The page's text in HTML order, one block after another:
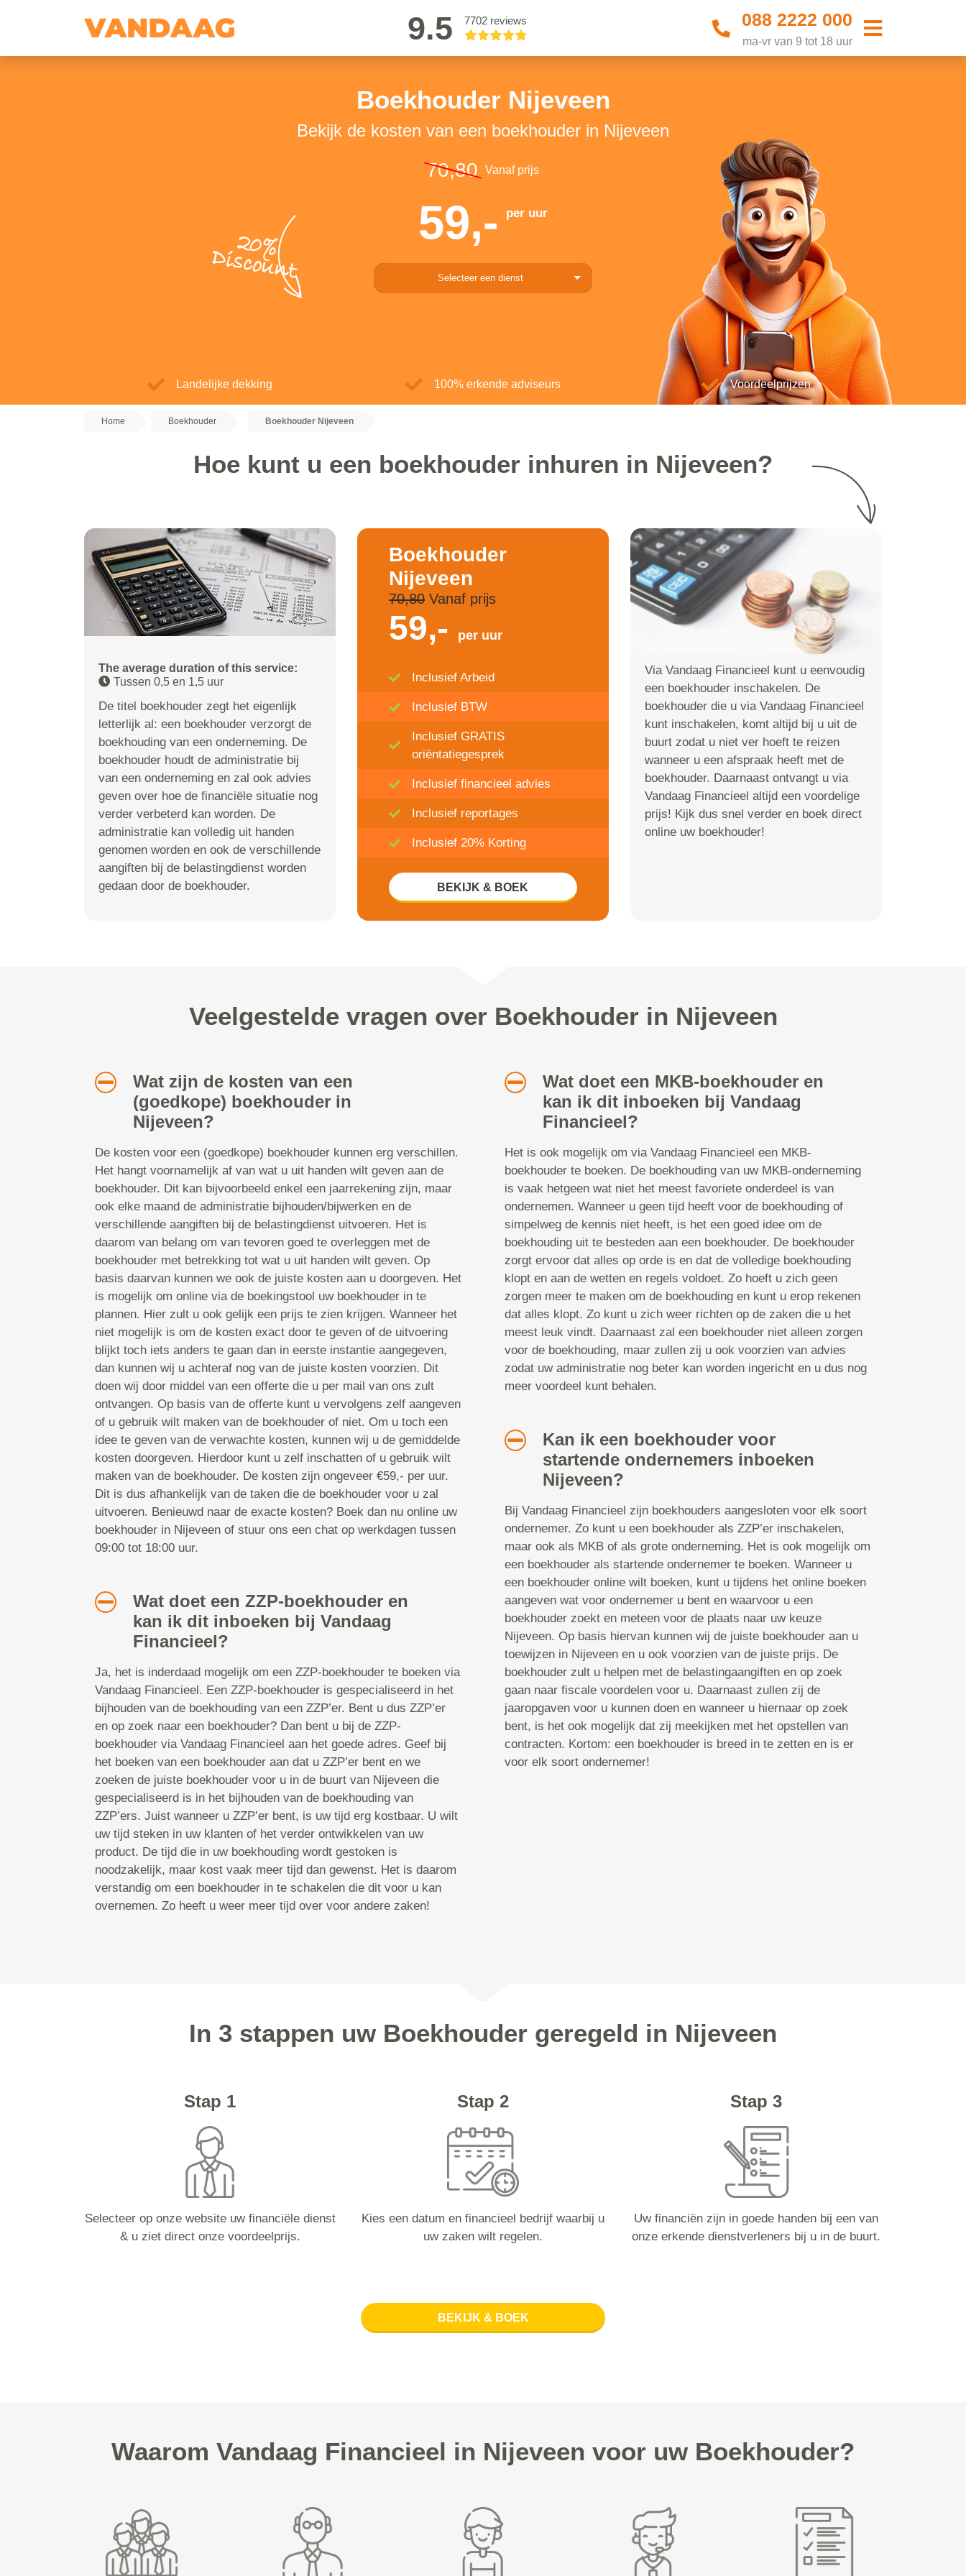
9.5 7702 reviews 088 2222 000
ma-vr van 9 tot 18 uur
Boekhouder Nijeveen
Bekijk de kosten van een boekhouder in Nijeveen
20%
Discount
70,80 Vanaf prijs
59,- per uur
Selecteer een dienst
Landelijke dekking 100% erkende adviseurs Voordeelprijzen
Home Boekhouder Boekhouder Nijeveen
Hoe kunt u een boekhouder inhuren in Nijeveen?
The average duration of this service:
Tussen 0,5 en 1,5 uur
De titel boekhouder zegt het eigenlijk
letterlijk al: een boekhouder verzorgt de
boekhouding van een onderneming. De
boekhouder houdt de administratie bij
van een onderneming en zal ook advies
geven over hoe de financiële situatie nog
verder verbeterd kan worden. De
administratie kan volledig uit handen
genomen worden en ook de verschillende
aangiften bij de belastingdienst worden
gedaan door de boekhouder.
Boekhouder
Nijeveen
70,80Vanaf prijs
59,- per uur
Inclusief Arbeid
Inclusief BTW
Inclusief GRATIS
oriëntatiegesprek
Inclusief financieel advies
Inclusief reportages
Inclusief 20% Korting
BEKIJK & BOEK
Via Vandaag Financieel kunt u eenvoudig
een boekhouder inschakelen. De
boekhouder die u via Vandaag Financieel
kunt inschakelen, komt altijd bij u uit de
buurt zodat u niet ver hoeft te reizen
wanneer u een afspraak heeft met de
boekhouder. Daarnaast ontvangt u via
Vandaag Financieel altijd een voordelige
prijs! Kijk dus snel verder en boek direct
online uw boekhouder!
Veelgestelde vragen over Boekhouder in Nijeveen
Wat zijn de kosten van een
(goedkope) boekhouder in
Nijeveen?
De kosten voor een (goedkope) boekhouder kunnen erg verschillen.
Het hangt voornamelijk af van wat u uit handen wilt geven aan de
boekhouder. Dit kan bijvoorbeeld enkel een jaarrekening zijn, maar
ook elke maand de administratie bijhouden/bijwerken en de
verschillende aangiften bij de belastingdienst uitvoeren. Het is
daarom van belang om van tevoren goed te overleggen met de
boekhouder met betrekking tot wat u uit handen wilt geven. Op
basis daarvan kunnen we ook de juiste kosten aan u doorgeven. Het
is mogelijk om online via de boekingstool uw boekhouder in te
plannen. Hier zult u ook gelijk een prijs te zien krijgen. Wanneer het
niet mogelijk is om de kosten exact door te geven of de uitvoering
blijkt toch iets anders te gaan dan in eerste instantie aangegeven,
dan kunnen wij u achteraf nog van de juiste kosten voorzien. Dit
doen wij door middel van een offerte die u per mail van ons zult
ontvangen. Op basis van de offerte kunt u vervolgens zelf aangeven
of u gebruik wilt maken van de boekhouder of niet. Om u toch een
idee te geven van de verwachte kosten, kunnen wij u de gemiddelde
kosten doorgeven. Hierdoor kunt u zelf inschatten of u gebruik wilt
maken van de boekhouder. De kosten zijn ongeveer €59,- per uur.
Dit is dus afhankelijk van de taken die de boekhouder voor u zal
uitvoeren. Benieuwd naar de exacte kosten? Boek dan nu online uw
boekhouder in Nijeveen of stuur ons een chat op werkdagen tussen
09:00 tot 18:00 uur.
Wat doet een ZZP-boekhouder en
kan ik dit inboeken bij Vandaag
Financieel?
Ja, het is inderdaad mogelijk om een ZZP-boekhouder te boeken via
Vandaag Financieel. Een ZZP-boekhouder is gespecialiseerd in het
bijhouden van de boekhouding van een ZZP’er. Bent u dus ZZP’er
en op zoek naar een boekhouder? Dan bent u bij de ZZP-
boekhouder via Vandaag Financieel aan het goede adres. Geef bij
het boeken van een boekhouder aan dat u ZZP’er bent en we
zoeken de juiste boekhouder voor u in de buurt van Nijeveen die
gespecialiseerd is in het bijhouden van de boekhouding van
ZZP’ers. Juist wanneer u ZZP’er bent, is uw tijd erg kostbaar. U wilt
uw tijd steken in uw klanten of het verder ontwikkelen van uw
product. De tijd die in uw boekhouding wordt gestoken is
noodzakelijk, maar kost vaak meer tijd dan gewenst. Het is daarom
verstandig om een boekhouder in te schakelen die dit voor u kan
overnemen. Zo heeft u weer meer tijd over voor andere zaken!
Wat doet een MKB-boekhouder en
kan ik dit inboeken bij Vandaag
Financieel?
Het is ook mogelijk om via Vandaag Financieel een MKB-
boekhouder te boeken. De boekhouding van uw MKB-onderneming
is vaak hetgeen wat niet het meest favoriete onderdeel is van
ondernemen. Wanneer u geen tijd heeft voor de boekhouding of
simpelweg de kennis niet heeft, is het een goed idee om de
boekhouding uit te besteden aan een boekhouder. De boekhouder
zorgt ervoor dat alles op orde is en dat de volledige boekhouding
klopt en aan de wetten en regels voldoet. Zo hoeft u zich geen
zorgen meer te maken om de boekhouding en kunt u erop rekenen
dat alles klopt. Zo kunt u zich weer richten op de zaken die u het
meest leuk vindt. Daarnaast zal een boekhouder niet alleen zorgen
voor de boekhouding, maar zullen zij u ook voorzien van advies
zodat uw administratie nog beter kan worden ingericht en u dus nog
meer voordeel kunt behalen.
Kan ik een boekhouder voor
startende ondernemers inboeken
Nijeveen?
Bij Vandaag Financieel zijn boekhouders aangesloten voor elk soort
ondernemer. Zo kunt u een boekhouder als ZZP’er inschakelen,
maar ook als MKB of als grote onderneming. Het is ook mogelijk om
een boekhouder als startende ondernemer te boeken. Wanneer u
een boekhouder online wilt boeken, kunt u tijdens het online boeken
aangeven wat voor ondernemer u bent en waarvoor u een
boekhouder zoekt en meteen voor de plaats naar uw keuze
Nijeveen. Op basis hiervan kunnen wij de juiste boekhouder aan u
toewijzen in Nijeveen en u ook voorzien van de juiste prijs. De
boekhouder zult u helpen met de belastingaangiften en op zoek
gaan naar fiscale voordelen voor u. Daarnaast zullen zij de
jaaropgaven voor u kunnen doen en wanneer u hiernaar op zoek
bent, is het ook mogelijk dat zij meekijken met het opstellen van
contracten. Kortom: een boekhouder is breed in te zetten en is er
voor elk soort ondernemer!
In 3 stappen uw Boekhouder geregeld in Nijeveen
Stap 1
Selecteer op onze website uw financiële dienst
& u ziet direct onze voordeelprijs.
Stap 2
Kies een datum en financieel bedrijf waarbij u
uw zaken wilt regelen.
Stap 3
Uw financiën zijn in goede handen bij een van
onze erkende dienstverleners bij u in de buurt.
BEKIJK & BOEK
Waarom Vandaag Financieel in Nijeveen voor uw Boekhouder?